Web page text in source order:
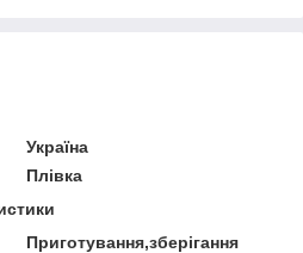
Україна
Плівка
Приготування,зберігання